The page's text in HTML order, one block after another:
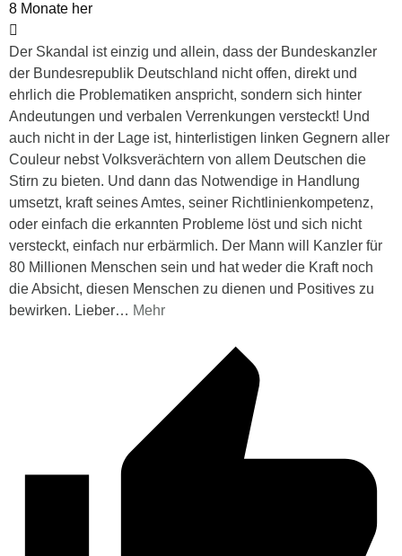
8 Monate her
Der Skandal ist einzig und allein, dass der Bundeskanzler
der Bundesrepublik Deutschland nicht offen, direkt und
ehrlich die Problematiken anspricht, sondern sich hinter
Andeutungen und verbalen Verrenkungen versteckt! Und
auch nicht in der Lage ist, hinterlistigen linken Gegnern aller
Couleur nebst Volksverächtern von allem Deutschen die
Stirn zu bieten. Und dann das Notwendige in Handlung
umsetzt, kraft seines Amtes, seiner Richtlinienkompetenz,
oder einfach die erkannten Probleme löst und sich nicht
versteckt, einfach nur erbärmlich. Der Mann will Kanzler für
80 Millionen Menschen sein und hat weder die Kraft noch
die Absicht, diesen Menschen zu dienen und Positives zu
bewirken. Lieber… Mehr